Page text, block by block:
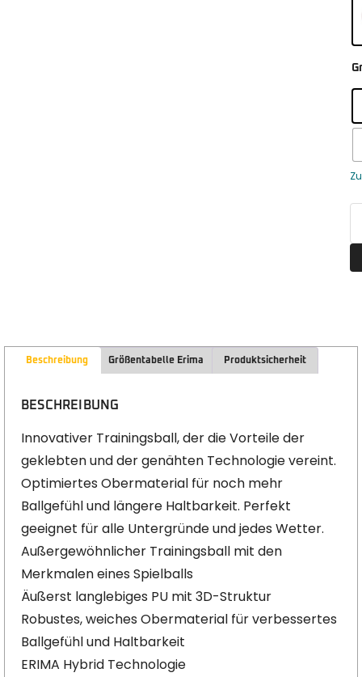
Beschreibung Größentabelle Erima Produktsicherheit
BESCHREIBUNG
Innovativer Trainingsball, der die Vorteile der
geklebten und der genähten Technologie vereint.
Optimiertes Obermaterial für noch mehr
Ballgefühl und längere Haltbarkeit. Perfekt
geeignet für alle Untergründe und jedes Wetter.
Außergewöhnlicher Trainingsball mit den
Merkmalen eines Spielballs
Äußerst langlebiges PU mit 3D-Struktur
Robustes, weiches Obermaterial für verbessertes
Ballgefühl und Haltbarkeit
ERIMA Hybrid Technologie